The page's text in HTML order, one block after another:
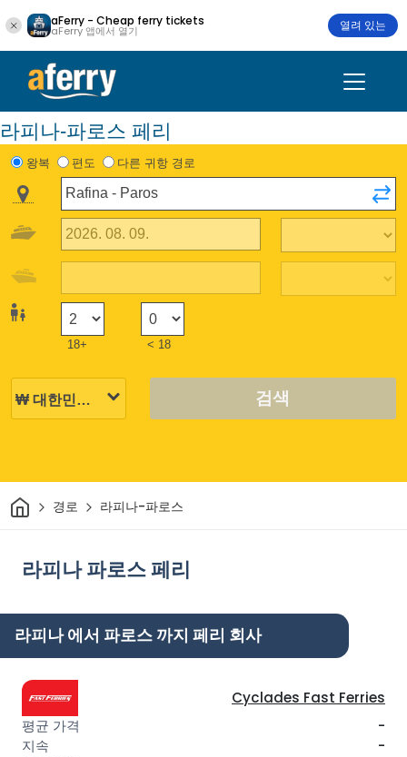
aFerry - Cheap ferry tickets
aFerry 앱에서 열기 열려 있는
라피나-파로스 페리
왕복 편도 다른 귀항 경로
18+ < 18
검색
집 경로 라피나-파로스
라피나 파로스 페리
라피나 에서 파로스 까지 페리 회사
Cyclades Fast Ferries
-
-